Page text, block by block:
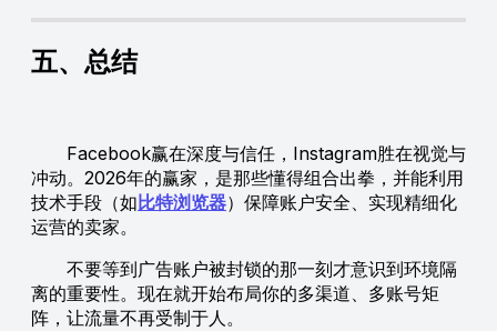
五、总结
Facebook赢在深度与信任，Instagram胜在视觉与
冲动。2026年的赢家，是那些懂得组合出拳，并能利用
技术手段（如 比特浏览器）保障账户安全、实现精细化
运营的卖家。
不要等到广告账户被封锁的那一刻才意识到环境隔
离的重要性。现在就开始布局你的多渠道、多账号矩
阵，让流量不再受制于人。